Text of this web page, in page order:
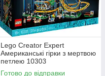
Lego Creator Expert
Американські гірки з мертвою
петлею 10303
Готово до відправки